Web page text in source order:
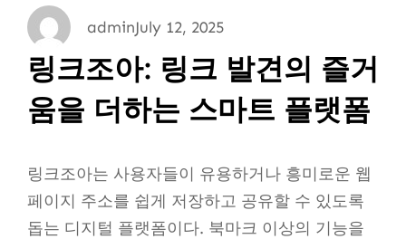
adminJuly 12, 2025
링크조아: 링크 발견의 즐거
움을 더하는 스마트 플랫폼
링크조아는 사용자들이 유용하거나 흥미로운 웹
페이지 주소를 쉽게 저장하고 공유할 수 있도록
돕는 디지털 플랫폼이다. 북마크 이상의 기능을